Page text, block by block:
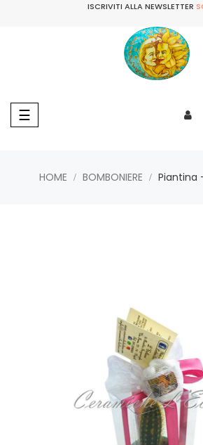
ISCRIVITI ALLA NEWSLETTER
navigazione
Toggle
☰
HOME BOMBONIERE Piantina